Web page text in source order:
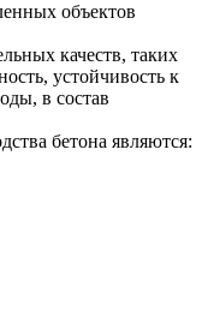
объектов
качеств, таких
устойчивость к
в состав
бетона являются: